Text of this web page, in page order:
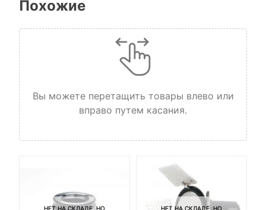
Похожие
Вы можете перетащить товары влево или
вправо путем касания.
НЕТ НА СКЛАДЕ, НО
НЕТ НА СКЛАДЕ, НО